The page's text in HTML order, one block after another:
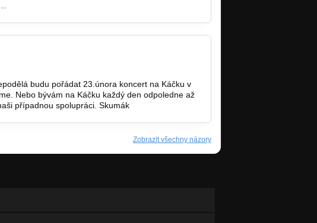
budu pořádat 23.února koncert na Káčku v
Nebo bývám na Káčku každý den odpoledne až
případnou spolupráci. Skumák
Zobrazit všechny názory